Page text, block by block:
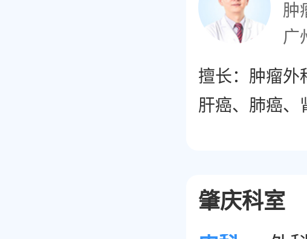
肿
广
擅长：肿瘤外
肝癌、肺癌、
肇庆科室